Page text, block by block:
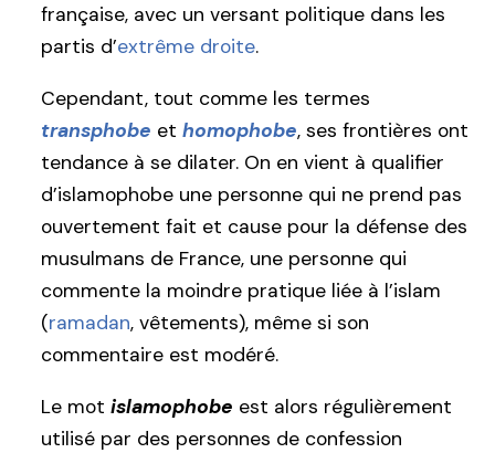
française, avec un versant politique dans les
partis d’extrême droite.
Cependant, tout comme les termes
transphobe et homophobe, ses frontières ont
tendance à se dilater. On en vient à qualifier
d’islamophobe une personne qui ne prend pas
ouvertement fait et cause pour la défense des
musulmans de France, une personne qui
commente la moindre pratique liée à l’islam
(ramadan, vêtements), même si son
commentaire est modéré.
Le mot islamophobe est alors régulièrement
utilisé par des personnes de confession